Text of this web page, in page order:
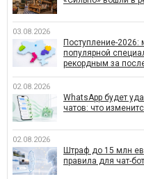
03.08.2026
Поступление-2026:
популярной
рекордным за
02.08.2026
WhatsApp будет
чатов: что
02.08.2026
Штраф до 15 млн
правила для чат-